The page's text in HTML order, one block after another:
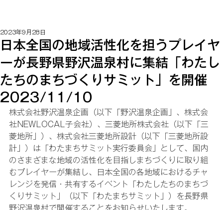
日本全国の地域活性化を担うプレイヤ
ーが長野県野沢温泉村に集結「わたし
たちのまちづくりサミット」を開催
2023/11/10
2023年9月28日
株式会社野沢温泉企画（以下「野沢温泉企画」、株式会
社NEWLOCAL子会社）、三菱地所株式会社（以下「三
菱地所」）、株式会社三菱地所設計（以下「三菱地所設
計」）は「わたまちサミット実行委員会」として、国内
のさまざまな地域の活性化を目指しまちづくりに取り組
むプレイヤーが集結し、日本全国の各地域におけるチャ
レンジを発信・共有するイベント「わたしたちのまちづ
くりサミット」（以下「わたまちサミット」）を長野県
野沢温泉村で開催することをお知らせいたします。